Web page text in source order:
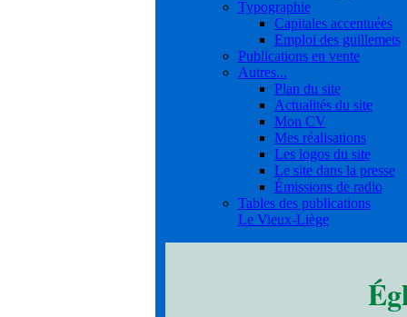
Typographie
Capitales accentuées
Emploi des guillemets
Publications en vente
Autres...
Plan du site
Actualités du site
Mon CV
Mes réalisations
Les logos du site
Le site dans la presse
Émissions de radio
Tables des publications
Le Vieux-Liège